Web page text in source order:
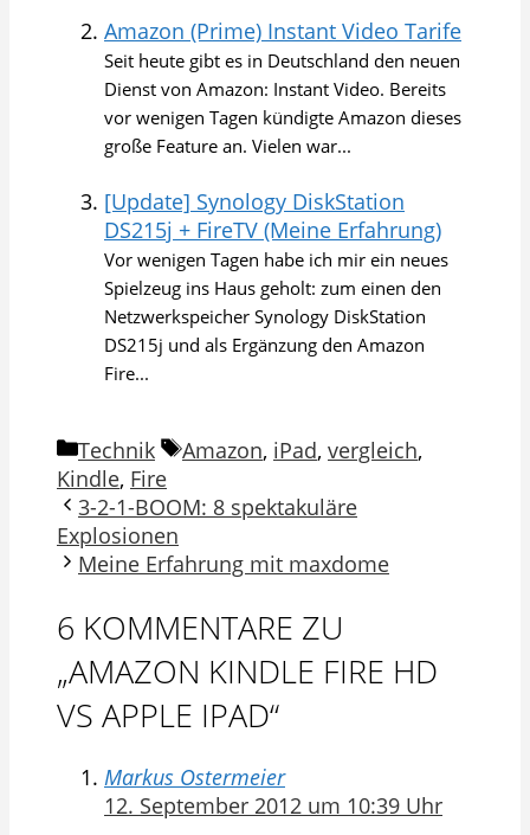
Amazon (Prime) Instant Video Tarife
Seit heute gibt es in Deutschland den neuen
Dienst von Amazon: Instant Video. Bereits
vor wenigen Tagen kündigte Amazon dieses
große Feature an. Vielen war...
[Update] Synology DiskStation
DS215j + FireTV (Meine Erfahrung)
Vor wenigen Tagen habe ich mir ein neues
Spielzeug ins Haus geholt: zum einen den
Netzwerkspeicher Synology DiskStation
DS215j und als Ergänzung den Amazon
Fire...
Kategorien
Technik Schlagwörter
Amazon, iPad, vergleich,
Kindle, Fire
3-2-1-BOOM: 8 spektakuläre
Explosionen
Meine Erfahrung mit maxdome
6 KOMMENTARE ZU
„AMAZON KINDLE FIRE HD
VS APPLE IPAD“
Markus Ostermeier
12. September 2012 um 10:39 Uhr